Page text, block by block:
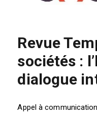
Revue
sociétés :
dialogue
Appel à